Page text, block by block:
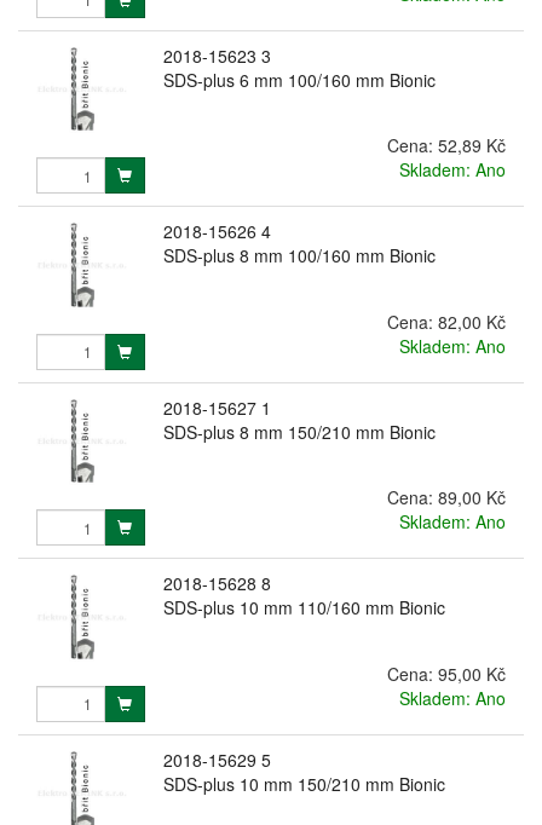
2018-15623 3
SDS-plus 6 mm 100/160 mm Bionic
Cena: 52,89 Kč
Skladem: Ano
2018-15626 4
SDS-plus 8 mm 100/160 mm Bionic
Cena: 82,00 Kč
Skladem: Ano
2018-15627 1
SDS-plus 8 mm 150/210 mm Bionic
Cena: 89,00 Kč
Skladem: Ano
2018-15628 8
SDS-plus 10 mm 110/160 mm Bionic
Cena: 95,00 Kč
Skladem: Ano
2018-15629 5
SDS-plus 10 mm 150/210 mm Bionic